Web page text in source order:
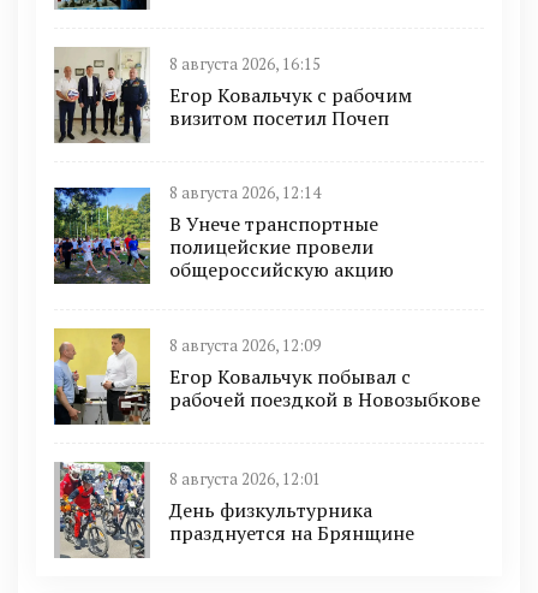
8 августа 2026, 16:15
Егор Ковальчук с рабочим
визитом посетил Почеп
8 августа 2026, 12:14
В Унече транспортные
полицейские провели
общероссийскую акцию
8 августа 2026, 12:09
Егор Ковальчук побывал с
рабочей поездкой в Новозыбкове
8 августа 2026, 12:01
День физкультурника
празднуется на Брянщине